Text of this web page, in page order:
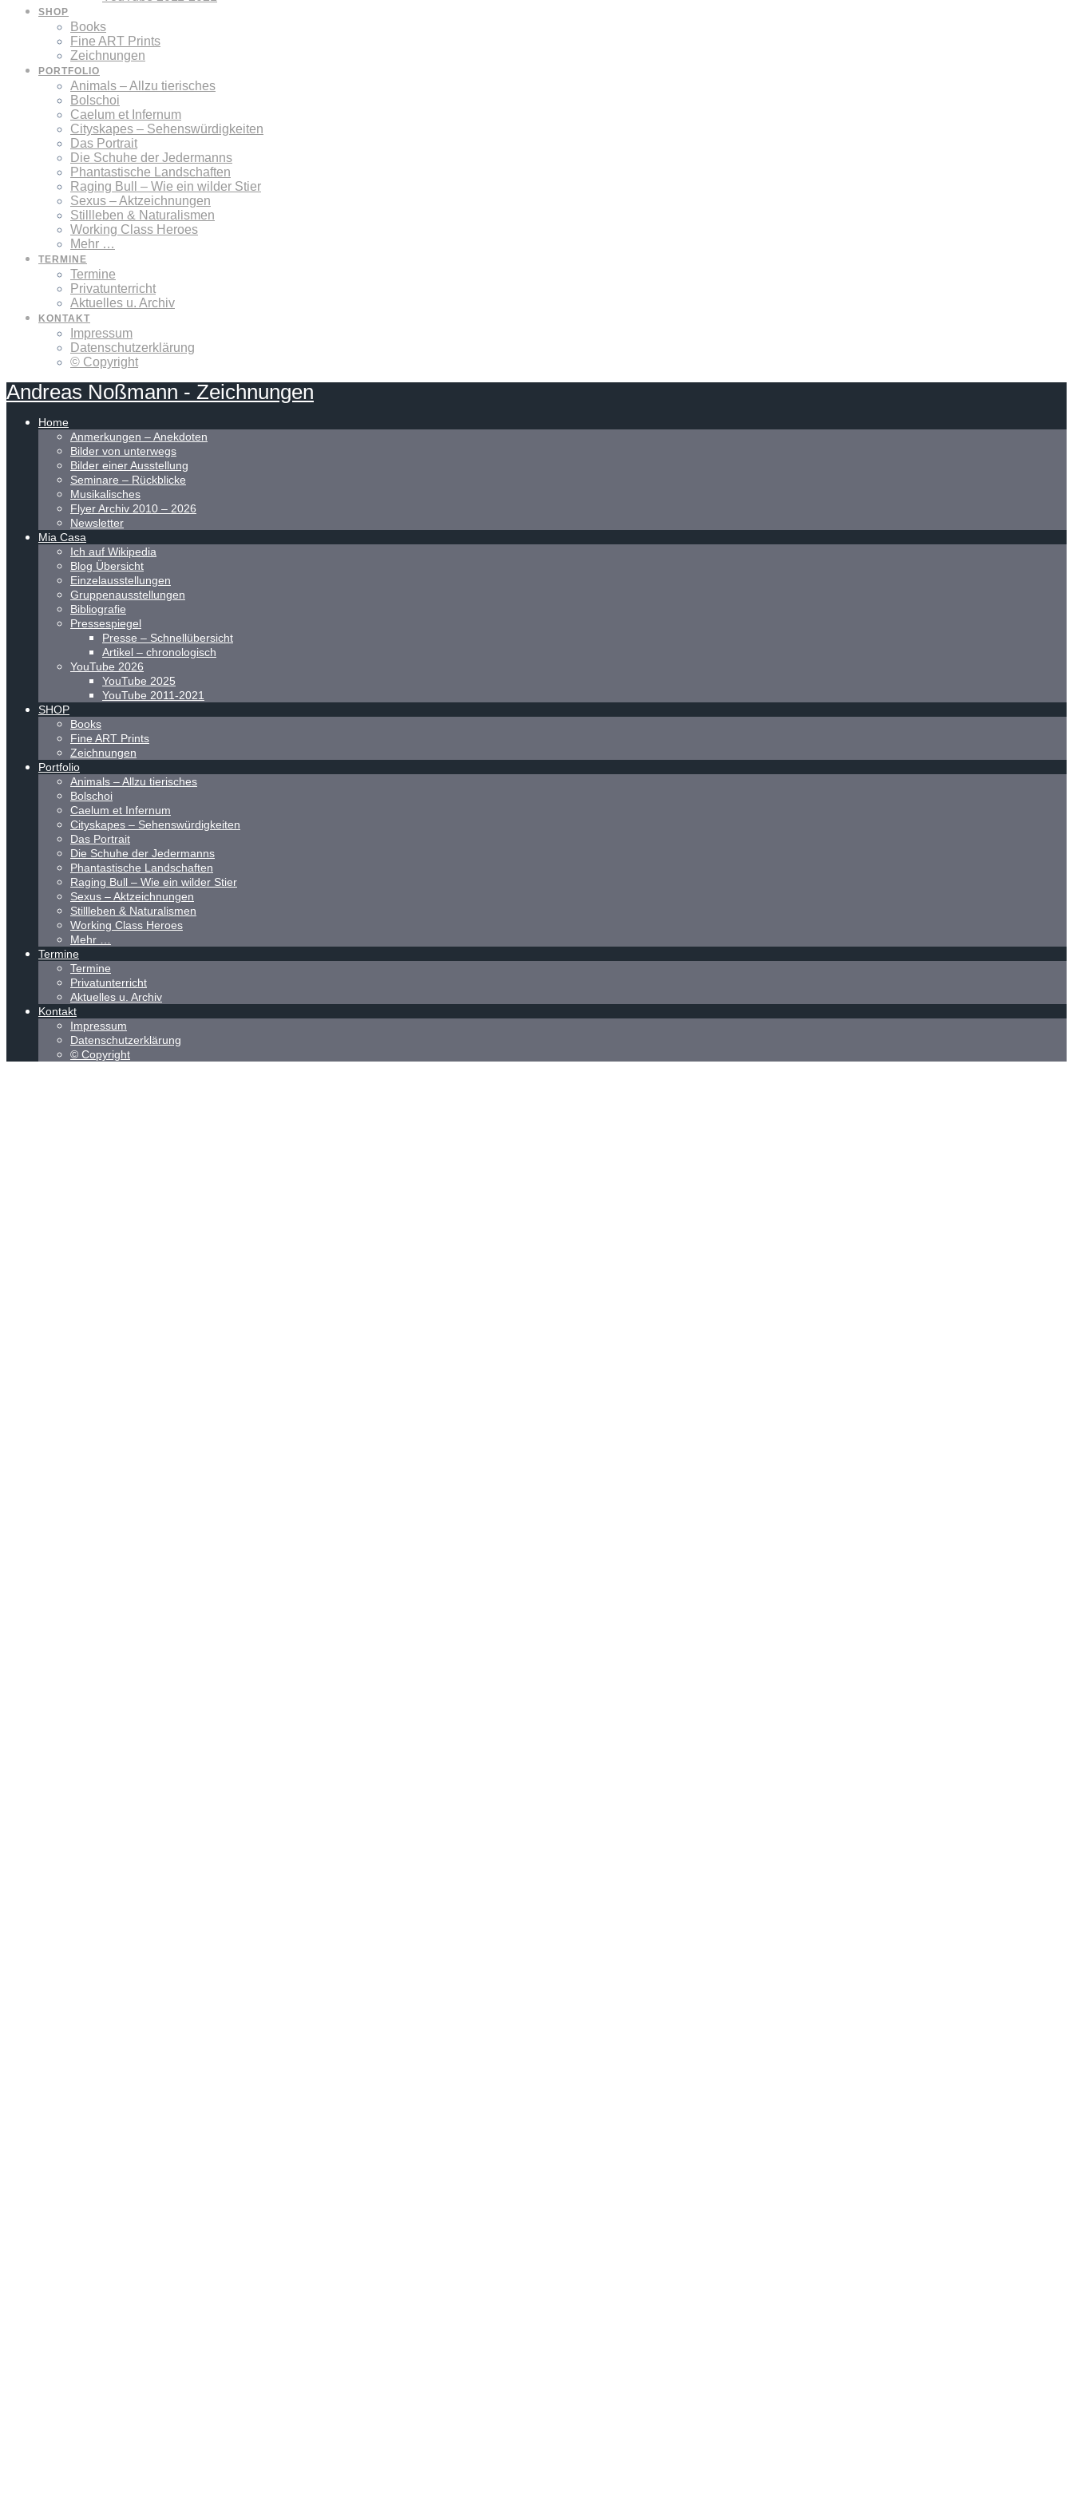
SHOP
Books
Fine ART Prints
Zeichnungen
PORTFOLIO
Animals – Allzu tierisches
Bolschoi
Caelum et Infernum
Cityskapes – Sehenswürdigkeiten
Das Portrait
Die Schuhe der Jedermanns
Phantastische Landschaften
Raging Bull – Wie ein wilder Stier
Sexus – Aktzeichnungen
Stillleben & Naturalismen
Working Class Heroes
Mehr …
TERMINE
Termine
Privatunterricht
Aktuelles u. Archiv
KONTAKT
Impressum
Datenschutzerklärung
© Copyright
Andreas Noßmann - Zeichnungen
Home
Anmerkungen – Anekdoten
Bilder von unterwegs
Bilder einer Ausstellung
Seminare – Rückblicke
Musikalisches
Flyer Archiv 2010 – 2026
Newsletter
Mia Casa
Ich auf Wikipedia
Blog Übersicht
Einzelausstellungen
Gruppenausstellungen
Bibliografie
Pressespiegel
Presse – Schnellübersicht
Artikel – chronologisch
YouTube 2026
YouTube 2025
YouTube 2011-2021
SHOP
Books
Fine ART Prints
Zeichnungen
Portfolio
Animals – Allzu tierisches
Bolschoi
Caelum et Infernum
Cityskapes – Sehenswürdigkeiten
Das Portrait
Die Schuhe der Jedermanns
Phantastische Landschaften
Raging Bull – Wie ein wilder Stier
Sexus – Aktzeichnungen
Stillleben & Naturalismen
Working Class Heroes
Mehr …
Termine
Termine
Privatunterricht
Aktuelles u. Archiv
Kontakt
Impressum
Datenschutzerklärung
© Copyright